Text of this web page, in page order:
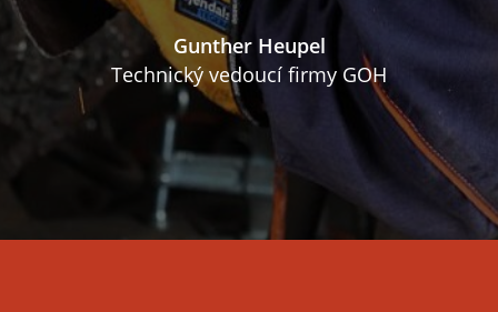
Gunther Heupel
Technický vedoucí firmy GOH